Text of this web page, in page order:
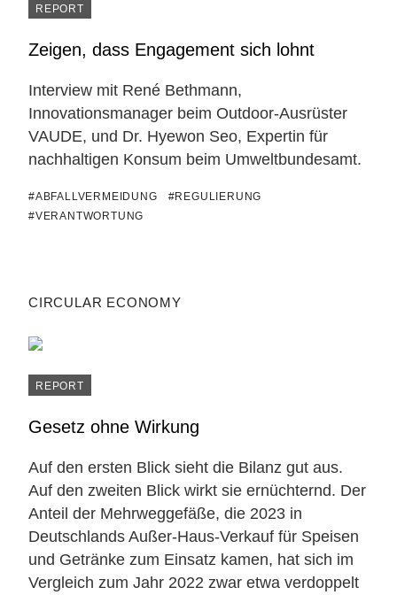
REPORT
Zeigen, dass Engagement sich lohnt
Interview mit René Bethmann,
Innovationsmanager beim Outdoor-Ausrüster
VAUDE, und Dr. Hyewon Seo, Expertin für
nachhaltigen Konsum beim Umweltbundesamt.
#ABFALLVERMEIDUNG
#REGULIERUNG
#VERANTWORTUNG
CIRCULAR ECONOMY
REPORT
Gesetz ohne Wirkung
Auf den ersten Blick sieht die Bilanz gut aus.
Auf den zweiten Blick wirkt sie ernüchternd. Der
Anteil der Mehrweggefäße, die 2023 in
Deutschlands Außer-Haus-Verkauf für Speisen
und Getränke zum Einsatz kamen, hat sich im
Vergleich zum Jahr 2022 zwar etwa verdoppelt